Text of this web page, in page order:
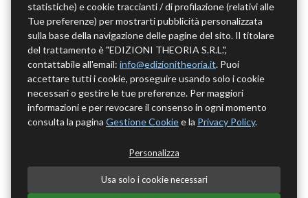
statistiche) e cookie traccianti / di profilazione (relativi alle
Tue preferenze) per mostrarti pubblicità personalizzata
sulla base della navigazione delle pagine del sito. Il titolare
del trattamento è "EDIZIONI THEORIA S.R.L.",
contattabile all'email: info@edizionitheoria.it. Puoi
accettare tutti i cookie, proseguire usando solo i cookie
necessari o gestire le tue preferenze. Per maggiori
informazioni e per revocare il consenso in ogni momento
consulta la pagina Gestione Cookiee la Privacy Policy.
Personalizza
Usa solo i cookie necessari